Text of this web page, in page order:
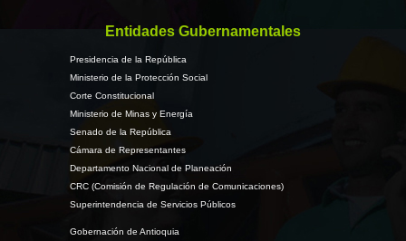
Entidades Gubernamentales
Presidencia de la República
Ministerio de la Protección Social
Corte Constitucional
Ministerio de Minas y Energía
Senado de la República
Cámara de Representantes
Departamento Nacional de Planeación
CRC (Comisión de Regulación de Comunicaciones)
Superintendencia de Servicios Públicos
Gobernación de Antioquia